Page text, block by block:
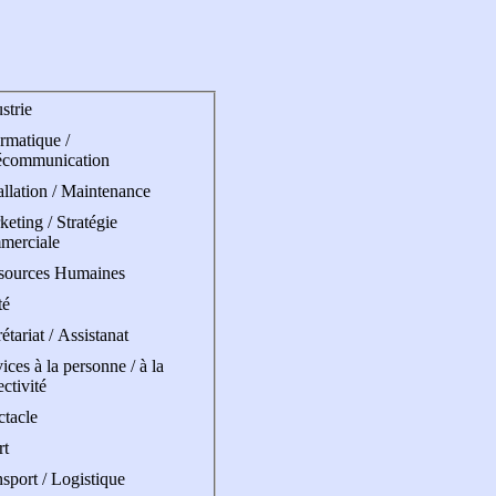
/
/ Maintenance
/ Stratégie
Humaines
/ Assistanat
à la personne / à la
/ Logistique